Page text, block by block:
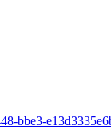
bbe3-